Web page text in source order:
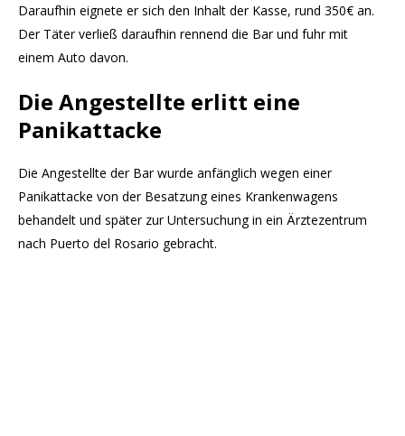
Daraufhin eignete er sich den Inhalt der Kasse, rund 350€ an.
Der Täter verließ daraufhin rennend die Bar und fuhr mit
einem Auto davon.
Die Angestellte erlitt eine
Panikattacke
Die Angestellte der Bar wurde anfänglich wegen einer
Panikattacke von der Besatzung eines Krankenwagens
behandelt und später zur Untersuchung in ein Ärztezentrum
nach Puerto del Rosario gebracht.